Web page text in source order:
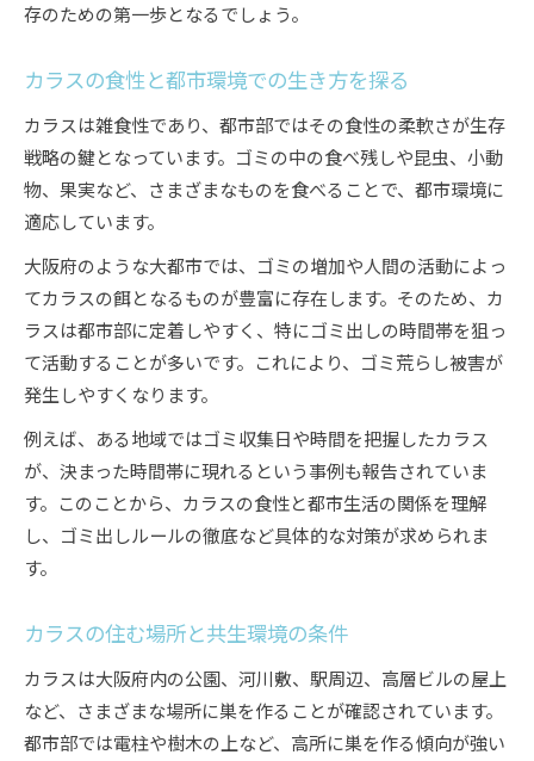
存のための第一歩となるでしょう。
カラスの食性と都市環境での生き方を探る
カラスは雑食性であり、都市部ではその食性の柔軟さが生存
戦略の鍵となっています。ゴミの中の食べ残しや昆虫、小動
物、果実など、さまざまなものを食べることで、都市環境に
適応しています。
大阪府のような大都市では、ゴミの増加や人間の活動によっ
てカラスの餌となるものが豊富に存在します。そのため、カ
ラスは都市部に定着しやすく、特にゴミ出しの時間帯を狙っ
て活動することが多いです。これにより、ゴミ荒らし被害が
発生しやすくなります。
例えば、ある地域ではゴミ収集日や時間を把握したカラス
が、決まった時間帯に現れるという事例も報告されていま
す。このことから、カラスの食性と都市生活の関係を理解
し、ゴミ出しルールの徹底など具体的な対策が求められま
す。
カラスの住む場所と共生環境の条件
カラスは大阪府内の公園、河川敷、駅周辺、高層ビルの屋上
など、さまざまな場所に巣を作ることが確認されています。
都市部では電柱や樹木の上など、高所に巣を作る傾向が強い